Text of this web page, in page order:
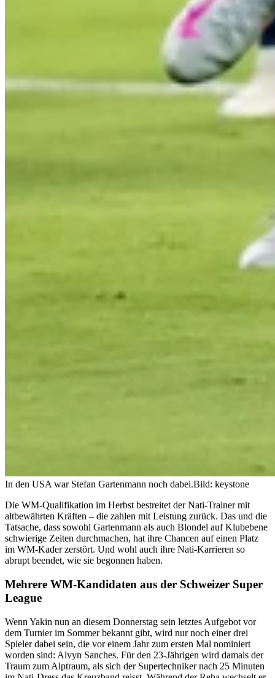
In den USA war Stefan Gartenmann noch dabei.Bild: keystone
Die WM-Qualifikation im Herbst bestreitet der Nati-Trainer mit
altbewährten Kräften – die zahlen mit Leistung zurück. Das und die
Tatsache, dass sowohl Gartenmann als auch Blondel auf Klubebene
schwierige Zeiten durchmachen, hat ihre Chancen auf einen Platz
im WM-Kader zerstört. Und wohl auch ihre Nati-Karrieren so
abrupt beendet, wie sie begonnen haben.
Mehrere WM-Kandidaten aus der Schweizer Super
League
Wenn Yakin nun an diesem Donnerstag sein letztes Aufgebot vor
dem Turnier im Sommer bekannt gibt, wird nur noch einer drei
Spieler dabei sein, die vor einem Jahr zum ersten Mal nominiert
worden sind: Alvyn Sanches. Für den 23-Jährigen wird damals der
Traum zum Alptraum, als sich der Supertechniker nach 25 Minuten